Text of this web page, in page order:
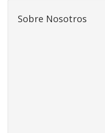
Sobre Nosotros